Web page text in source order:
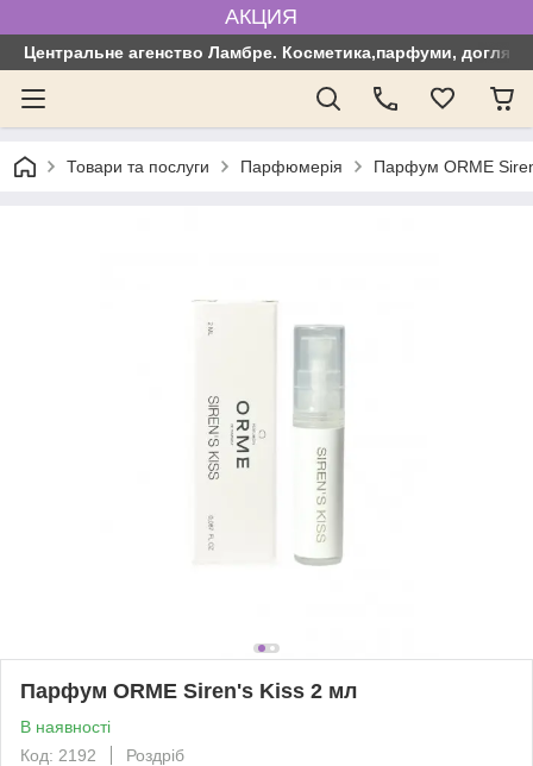
АКЦИЯ
Центральне агенство Ламбре. Косметика,парфуми, догляд
Товари та послуги Парфюмерія Парфум ORME
Парфум ORME Siren's Kiss 2 мл
В наявності
Код: 2192
Роздріб